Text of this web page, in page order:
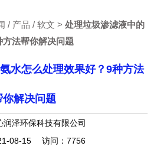
/ 产品 / 软文 >处理垃圾渗滤液中的
法帮你解决问题
水怎么处理效果好？9种方法
你解决问题
润泽环保科技有限公司
08-15 访问：7756